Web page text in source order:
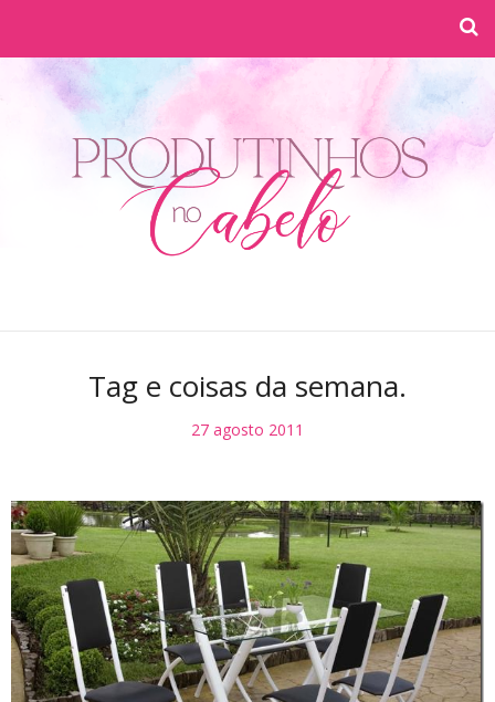
Tag e coisas da semana.
27 agosto 2011